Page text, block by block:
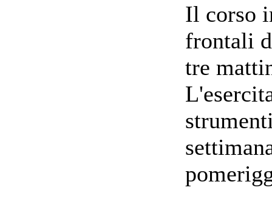
Il corso
frontali
tre